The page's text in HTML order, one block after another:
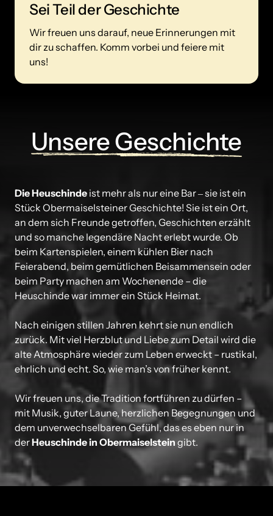
Sei Teil der Geschichte
Wir freuen uns darauf, neue Erinnerungen mit
dir zu schaffen. Komm vorbei und feiere mit
uns!
Unsere Geschichte
Die Heuschinde ist mehr als nur eine Bar ‒sie ist
Stück Obermaiselsteiner Geschichte! Sie ist ein
an dem sich Freunde getroffen, Geschichten
und so manche legendäre Nacht erlebt wurde.
beim Kartenspielen, einem kühlen Bier
Feierabend, beim gemütlichen Beisammensein
beim Party machen am Wochenende –
Heuschinde war immer ein Stück Heimat.
Nach einigen stillen Jahren kehrt sie nun
zurück. Mit viel Herzblut und Liebe zum Detail wird
alte Atmosphäre wieder zum Leben erweckt –
ehrlich und echt. So, wie man’s von früher kennt.
Wir freuen uns, die Tradition fortführen zu dürfen
mit Musik, guter Laune, herzlichen Begegnungen
und
dem unverwechselbaren Gefühl, das es eben nur
der Heuschinde in Obermaiselstein gibt.